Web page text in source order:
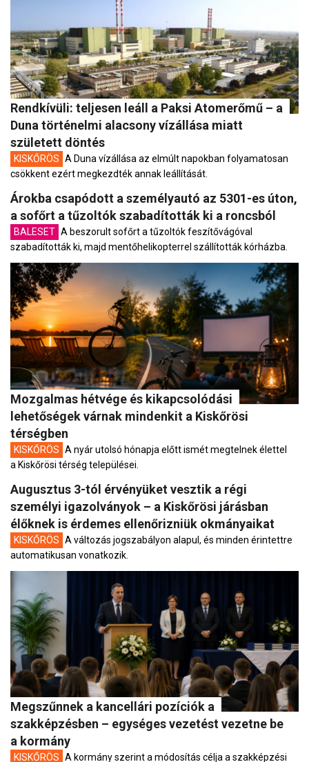
Rendkívüli: teljesen leáll a Paksi Atomerőmű – a
Duna történelmi alacsony vízállása miatt
született döntés
KISKŐRÖS A Duna vízállása az elmúlt napokban folyamatosan
csökkent ezért megkezdték annak leállítását.
Árokba csapódott a személyautó az 5301-es úton,
a sofőrt a tűzoltók szabadították ki a roncsból
BALESET A beszorult sofőrt a tűzoltók feszítővágóval
szabadították ki, majd mentőhelikopterrel szállították kórházba.
Mozgalmas hétvége és kikapcsolódási
lehetőségek várnak mindenkit a Kiskőrösi
térségben
KISKŐRÖS A nyár utolsó hónapja előtt ismét megtelnek élettel
a Kiskőrösi térség települései.
Augusztus 3-tól érvényüket vesztik a régi
személyi igazolványok – a Kiskőrösi járásban
élőknek is érdemes ellenőrizniük okmányaikat
KISKŐRÖS A változás jogszabályon alapul, és minden érintettre
automatikusan vonatkozik.
Megszűnnek a kancellári pozíciók a
szakképzésben – egységes vezetést vezetne be
a kormány
KISKŐRÖS A kormány szerint a módosítás célja a szakképzési